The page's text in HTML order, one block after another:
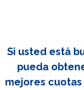
Si usted está
pueda
mejores